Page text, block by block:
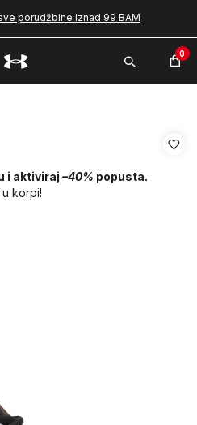
porudžbine iznad 99 BAM
0
i aktiviraj –40% popusta.
korpi!